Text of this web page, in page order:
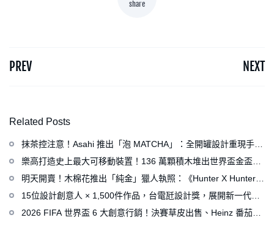
share
PREV NEXT
Related Posts
抹茶控注意！Asahi 推出「泡 MATCHA」：全開罐設計重現手打
泡感，拿鐵、可爾必思等新品同步亮相
樂高打造史上最大可移動裝置！136 萬顆積木堆出世界盃金盃，
梅西、姆巴佩、C 羅化身樂高人偶
明天開賣！木棉花推出「純金」獵人執照：《Hunter X Hunter》
連載再開、集英社打造獵人專用情報網
15位設計創意人 × 1,500件作品，台電瓩設計獎，展開新一代設
計師與電力的創意對話
2026 FIFA 世界盃 6 大創意行銷！決賽草皮出售、Heinz 番茄醬